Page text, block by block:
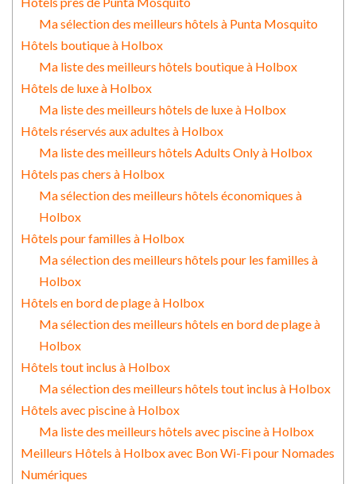
Ma sélection des meilleurs hôtels à Punta Mosquito
Hôtels boutique à Holbox
Ma liste des meilleurs hôtels boutique à Holbox
Hôtels de luxe à Holbox
Ma liste des meilleurs hôtels de luxe à Holbox
Hôtels réservés aux adultes à Holbox
Ma liste des meilleurs hôtels Adults Only à Holbox
Hôtels pas chers à Holbox
Ma sélection des meilleurs hôtels économiques à
Holbox
Hôtels pour familles à Holbox
Ma sélection des meilleurs hôtels pour les familles à
Holbox
Hôtels en bord de plage à Holbox
Ma sélection des meilleurs hôtels en bord de plage à
Holbox
Hôtels tout inclus à Holbox
Ma sélection des meilleurs hôtels tout inclus à Holbox
Hôtels avec piscine à Holbox
Ma liste des meilleurs hôtels avec piscine à Holbox
Meilleurs Hôtels à Holbox avec Bon Wi-Fi pour Nomades
Numériques